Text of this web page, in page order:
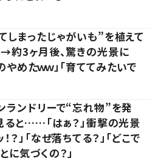
しまったじゃがいも”を植えて
約3ヶ月後、驚きの光景に
やめたｗｗ」「育ててみたいで
ランドリーで“忘れ物”を発
ると……「はぁ？」衝撃の光景
？」「なぜ落ちてる？」「どこで
に気づくの？」